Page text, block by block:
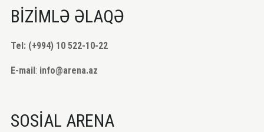
BİZİMLƏ ƏLAQƏ
Tel: (+994) 10 522-10-22
E-mail: info@arena.az
SOSİAL ARENA